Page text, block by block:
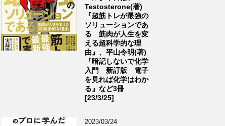
Testosterone(著)
『超筋トレが最強の
ソリューションであ
る 筋肉が人生を変
える超科学的な理
由』、平山令明(著)
『暗記しないで化学
入門 新訂版 電子
を見れば化学はわか
る』など3冊
[23/3/25]
2023/03/24